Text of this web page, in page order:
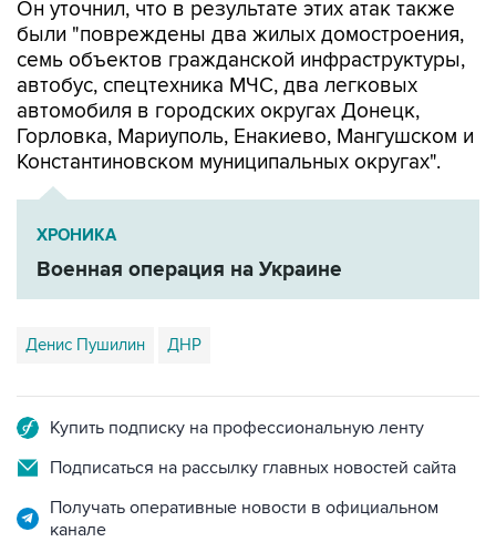
семь объектов гражданской инфраструктуры,
автобус, спецтехника МЧС, два легковых
автомобиля в городских округах Донецк,
Горловка, Мариуполь, Енакиево, Мангушском и
Константиновском муниципальных округах".
ХРОНИКА
Военная операция на Украине
Денис Пушилин ДНР
Подписаться на рассылку главных новостей сайта
Получать оперативные новости в официальном